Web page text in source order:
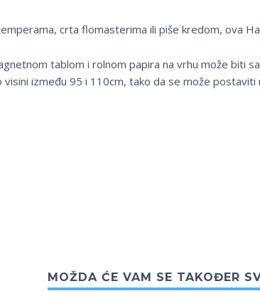
crta flomasterima ili piše kredom, ova
tablom i rolnom papira na vrhu može biti
između 95 i 110cm, tako da se može postaviti
MOŽDA ĆE VAM SE TAKOĐER